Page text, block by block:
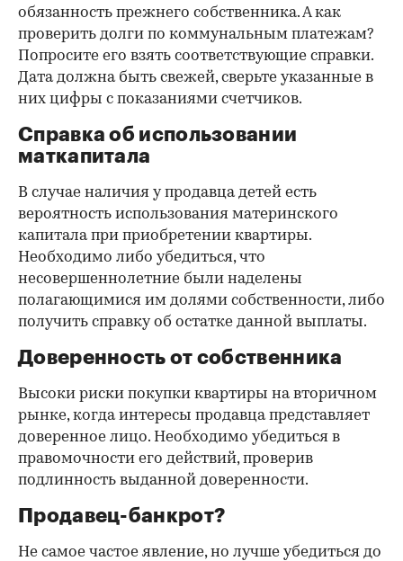
обязанность прежнего собственника. А как
проверить долги по коммунальным платежам?
Попросите его взять соответствующие справки.
Дата должна быть свежей, сверьте указанные в
них цифры с показаниями счетчиков.
Справка об использовании
маткапитала
В случае наличия у продавца детей есть
вероятность использования материнского
капитала при приобретении квартиры.
Необходимо либо убедиться, что
несовершеннолетние были наделены
полагающимися им долями собственности, либо
получить справку об остатке данной выплаты.
Доверенность от собственника
Высоки риски покупки квартиры на вторичном
рынке, когда интересы продавца представляет
доверенное лицо. Необходимо убедиться в
правомочности его действий, проверив
подлинность выданной доверенности.
Продавец-банкрот?
Не самое частое явление, но лучше убедиться до